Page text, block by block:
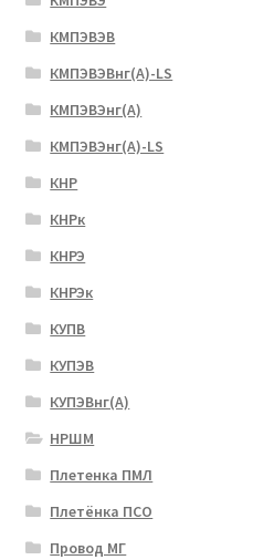
КМПЭВЭВ
КМПЭВЭВнг(А)-LS
КМПЭВЭнг(А)
КМПЭВЭнг(А)-LS
КНР
КНРк
КНРЭ
КНРЭк
КУПВ
КУПЭВ
КУПЭВнг(А)
НРШМ
Плетенка ПМЛ
Плетёнка ПСО
Провод МГ